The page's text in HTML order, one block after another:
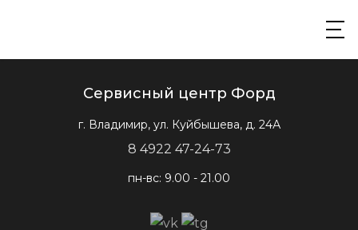
Сервисный центр Форд
г. Владимир, ул. Куйбышева, д. 24А
8 4922 47-24-73
пн-вс: 9.00 - 21.00